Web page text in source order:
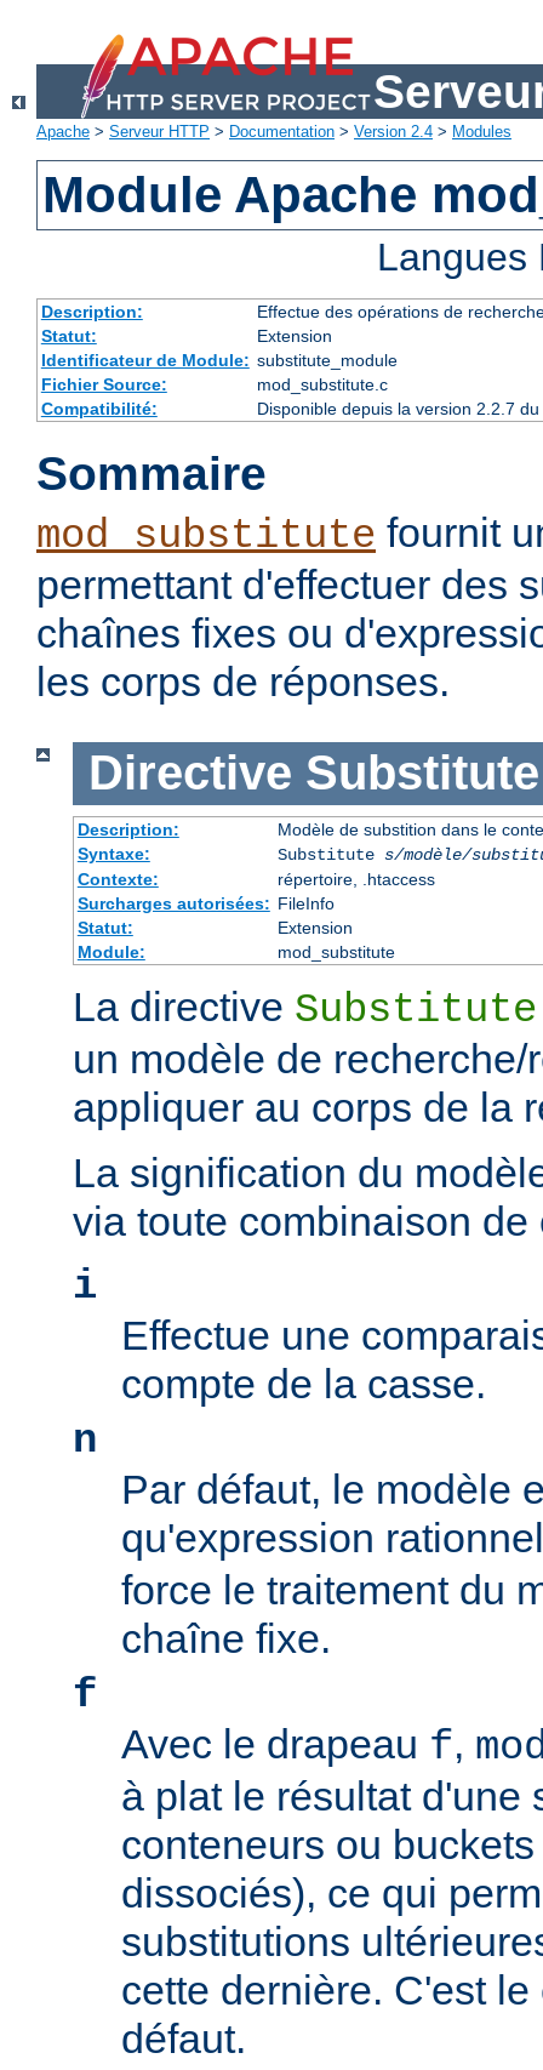
Apache > Serveur HTTP > Documentation > Version 2.4 > Modules
Module Apache
Description:
Effectue des opérations de
Statut:
Extension
Identificateur de Module: substitute_module
Fichier Source:
mod_substitute.c
Compatibilité:
Disponible depuis la version 2.2.7
Sommaire
mod_substitute fournit
permettant d'effectuer des
chaînes fixes ou
les corps de réponses.
Directive Substitute
Description:
Modèle de substition dans le
Syntaxe:
Substitute s/modèle/
Contexte:
répertoire, .htaccess
Surcharges autorisées: FileInfo
Statut:
Extension
Module:
mod_substitute
La directive Substitute
un modèle de
appliquer au corps de la
La signification du
via toute combinaison de
i
Effectue une
compte de la casse.
n
Par défaut, le modèle
qu'expression
force le traitement du
chaîne fixe.
f
Avec le drapeau f,
à plat le résultat d'une
conteneurs ou
dissociés), ce qui
substitutions
cette dernière. C'est
défaut.